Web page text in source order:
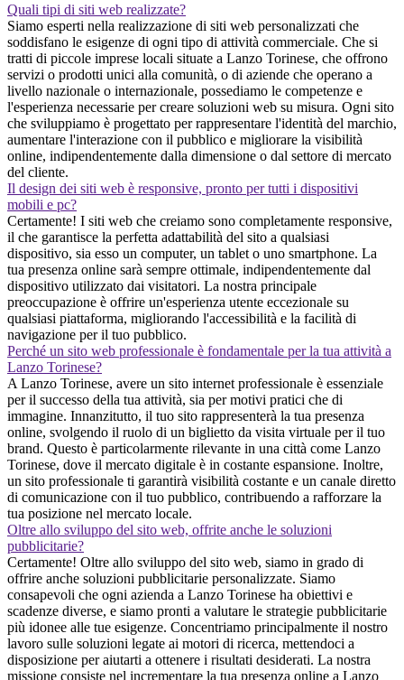
Quali tipi di siti web realizzate?
Siamo esperti nella realizzazione di siti web personalizzati che
soddisfano le esigenze di ogni tipo di attività commerciale. Che si
tratti di piccole imprese locali situate a Lanzo Torinese, che offrono
servizi o prodotti unici alla comunità, o di aziende che operano a
livello nazionale o internazionale, possediamo le competenze e
l'esperienza necessarie per creare soluzioni web su misura. Ogni sito
che sviluppiamo è progettato per rappresentare l'identità del marchio,
aumentare l'interazione con il pubblico e migliorare la visibilità
online, indipendentemente dalla dimensione o dal settore di mercato
del cliente.
Il design dei siti web è responsive, pronto per tutti i dispositivi
mobili e pc?
Certamente! I siti web che creiamo sono completamente responsive,
il che garantisce la perfetta adattabilità del sito a qualsiasi
dispositivo, sia esso un computer, un tablet o uno smartphone. La
tua presenza online sarà sempre ottimale, indipendentemente dal
dispositivo utilizzato dai visitatori. La nostra principale
preoccupazione è offrire un'esperienza utente eccezionale su
qualsiasi piattaforma, migliorando l'accessibilità e la facilità di
navigazione per il tuo pubblico.
Perché un sito web professionale è fondamentale per la tua attività a
Lanzo Torinese?
A Lanzo Torinese, avere un sito internet professionale è essenziale
per il successo della tua attività, sia per motivi pratici che di
immagine. Innanzitutto, il tuo sito rappresenterà la tua presenza
online, svolgendo il ruolo di un biglietto da visita virtuale per il tuo
brand. Questo è particolarmente rilevante in una città come Lanzo
Torinese, dove il mercato digitale è in costante espansione. Inoltre,
un sito professionale ti garantirà visibilità costante e un canale diretto
di comunicazione con il tuo pubblico, contribuendo a rafforzare la
tua posizione nel mercato locale.
Oltre allo sviluppo del sito web, offrite anche le soluzioni
pubblicitarie?
Certamente! Oltre allo sviluppo del sito web, siamo in grado di
offrire anche soluzioni pubblicitarie personalizzate. Siamo
consapevoli che ogni azienda a Lanzo Torinese ha obiettivi e
scadenze diverse, e siamo pronti a valutare le strategie pubblicitarie
più idonee alle tue esigenze. Concentriamo principalmente il nostro
lavoro sulle soluzioni legate ai motori di ricerca, mettendoci a
disposizione per aiutarti a ottenere i risultati desiderati. La nostra
missione consiste nel incrementare la tua presenza online a Lanzo